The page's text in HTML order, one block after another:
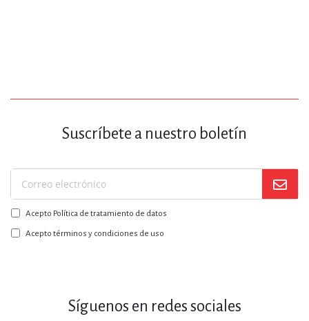
Suscríbete a nuestro boletín
Suscríbase
a
nuestro
boletín:
Acepto Política de tratamiento de datos
Acepto términos y condiciones de uso
Síguenos en redes sociales